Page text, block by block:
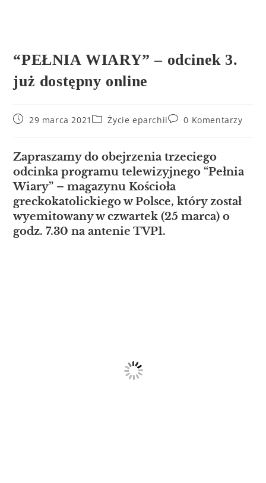
“PEŁNIA WIARY” – odcinek 3.
już dostępny online
29 marca 2021 Życie eparchii 0 Komentarzy
Zapraszamy do obejrzenia trzeciego
odcinka programu telewizyjnego “Pełnia
Wiary” – magazynu Kościoła
greckokatolickiego w Polsce, który został
wyemitowany w czwartek (25 marca) o
godz. 7.30 na antenie TVP1​.